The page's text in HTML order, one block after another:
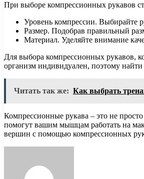
При выборе компрессионных рукавов
Уровень компрессии. Выбирайте
Размер. Подобрав правильный
Материал. Уделяйте внимание
Для выбора компрессионных рукавов,
организм индивидуален, поэтому
Читать так же: Как выбрать
Компрессионные рукава – это не
помогут вашим мышцам работать на
вершин с помощью компрессионных